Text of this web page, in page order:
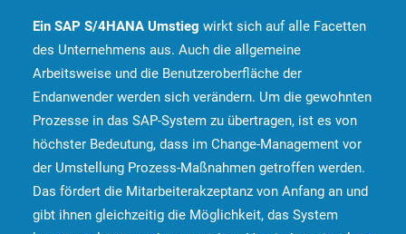
Ein SAP S/4HANA Umstieg wirkt sich auf alle Facetten
des Unternehmens aus. Auch die allgemeine
Arbeitsweise und die Benutzeroberfläche der
Endanwender werden sich verändern. Um die gewohnten
Prozesse in das SAP-System zu übertragen, ist es von
höchster Bedeutung, dass im Change-Management vor
der Umstellung Prozess-Maßnahmen getroffen werden.
Das fördert die Mitarbeiterakzeptanz von Anfang an und
gibt ihnen gleichzeitig die Möglichkeit, das System